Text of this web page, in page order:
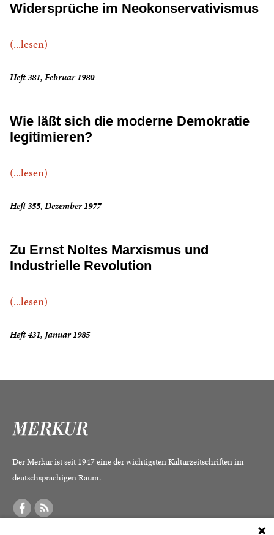
Widersprüche im Neokonservativismus
(...lesen)
Heft 381, Februar 1980
Wie läßt sich die moderne Demokratie
legitimieren?
(...lesen)
Heft 355, Dezember 1977
Zu Ernst Noltes Marxismus und
Industrielle Revolution
(...lesen)
Heft 431, Januar 1985
Der Merkur ist seit 1947 eine der wichtigsten Kulturzeitschriften im
deutschsprachigen Raum.